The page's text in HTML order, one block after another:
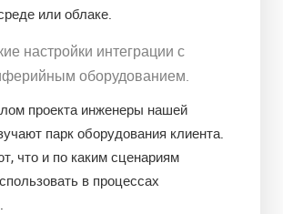
или облаке.
настройки интеграции с
оборудованием.
проекта инженеры нашей
парк оборудования клиента.
что и по каким сценариям
в процессах